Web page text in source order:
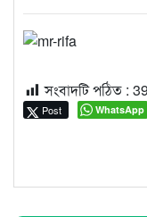
সংবাদটি পঠিত :
Post WhatsApp